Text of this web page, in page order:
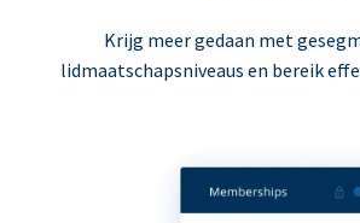
Krijg meer gedaan met
lidmaatschapsniveaus en bereik